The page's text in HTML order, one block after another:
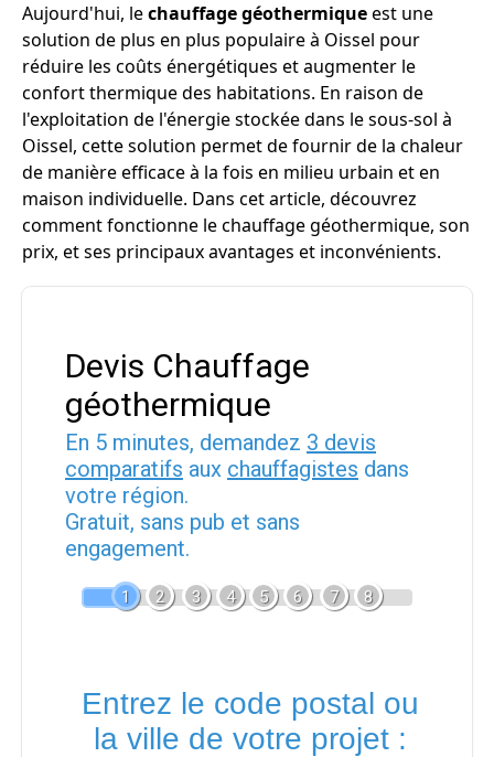
Aujourd'hui, lechauffage géothermiqueest une
solution de plus en plus populaire à Oissel pour
réduire les coûts énergétiques et augmenter le
confort thermique des habitations. En raison de
l'exploitation de l'énergie stockée dans le sous-sol à
Oissel, cette solution permet de fournir de la chaleur
de manière efficace à la fois en milieu urbain et en
maison individuelle. Dans cet article, découvrez
comment fonctionne le chauffage géothermique, son
prix, et ses principaux avantages et inconvénients.
Devis Chauffage
géothermique
En 5 minutes, demandez 3 devis
comparatifs aux chauffagistes dans
votre région.
Gratuit, sans pub et sans
engagement.
1 2 3 4 5 6 7 8
Entrez le code postal ou
la ville de votre projet :